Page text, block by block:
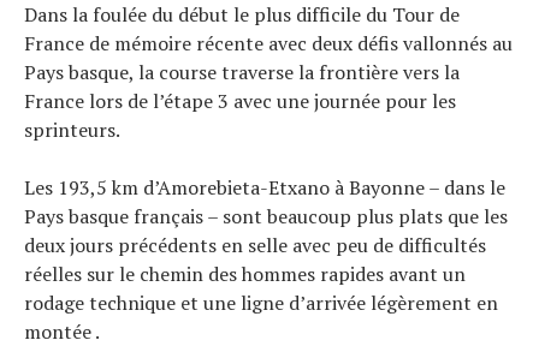
Dans la foulée du début le plus difficile du Tour de
France de mémoire récente avec deux défis vallonnés au
Pays basque, la course traverse la frontière vers la
France lors de l’étape 3 avec une journée pour les
sprinteurs.
Les 193,5 km d’Amorebieta-Etxano à Bayonne – dans le
Pays basque français – sont beaucoup plus plats que les
deux jours précédents en selle avec peu de difficultés
réelles sur le chemin des hommes rapides avant un
rodage technique et une ligne d’arrivée légèrement en
montée .
Actualités
Technologies
Tests de produits
Conseils